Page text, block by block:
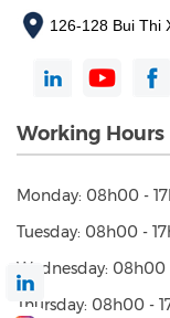
Booking &
Customers
126-128 Bui Thi
Working Hours
Monday: 08h00 -